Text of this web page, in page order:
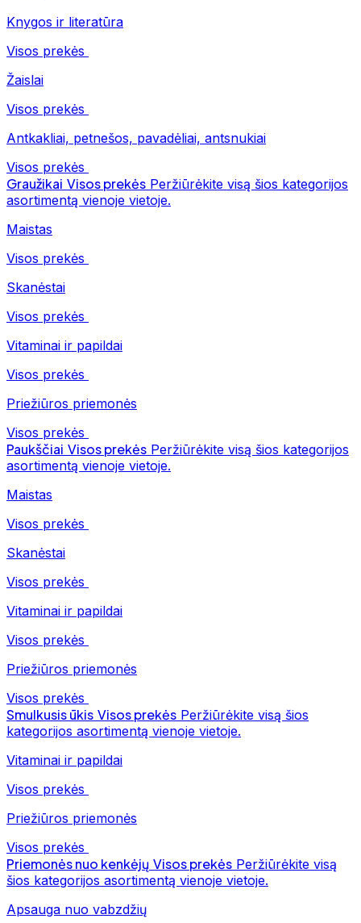
Knygos ir literatūra
Visos prekės
Žaislai
Visos prekės
Antkakliai, petnešos, pavadėliai, antsnukiai
Visos prekės
Graužikai Visos prekės Peržiūrėkite visą šios kategorijos
asortimentą vienoje vietoje.
Maistas
Visos prekės
Skanėstai
Visos prekės
Vitaminai ir papildai
Visos prekės
Priežiūros priemonės
Visos prekės
Paukščiai Visos prekės Peržiūrėkite visą šios kategorijos
asortimentą vienoje vietoje.
Maistas
Visos prekės
Skanėstai
Visos prekės
Vitaminai ir papildai
Visos prekės
Priežiūros priemonės
Visos prekės
Smulkusis ūkis Visos prekės Peržiūrėkite visą šios
kategorijos asortimentą vienoje vietoje.
Vitaminai ir papildai
Visos prekės
Priežiūros priemonės
Visos prekės
Priemonės nuo kenkėjų Visos prekės Peržiūrėkite visą
šios kategorijos asortimentą vienoje vietoje.
Apsauga nuo vabzdžių